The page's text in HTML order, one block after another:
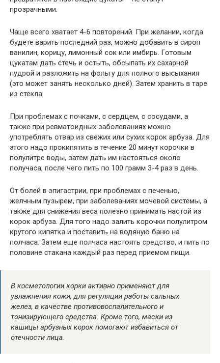
прозрачными.
Чаще всего хватает 4-6 повторений. При желании, когда
будете варить последний раз, можно добавить в сироп
ванилин, корицу, лимонный сок или имбирь. Готовым
цукатам дать стечь и остыть, обсыпать их сахарной
пудрой и разложить на фольгу для полного высыхания
(это может занять несколько дней). Затем хранить в таре
из стекла.
При проблемах с почками, с сердцем, с сосудами, а
также при ревматоидных заболеваниях можно
употреблять отвар из свежих или сухих корок арбуза. Для
этого надо прокипятить в течение 20 минут корочки в
полулитре воды, затем дать им настояться около
получаса, после чего пить по 100 грамм 3-4 раз в день.
От болей в эпигастрии, при проблемах с печенью,
желчным пузырем, при заболеваниях мочевой системы, а
также для снижения веса полезно принимать настой из
корок арбуза. Для того надо залить корочки полулитром
крутого кипятка и поставить на водяную баню на
полчаса. Затем еще полчаса настоять средство, и пить по
половине стакана каждый раз перед приемом пищи.
В косметологии корки активно применяют для
увлажнения кожи, для регуляции работы сальных
желез, в качестве противовоспалительного и
тонизирующего средства. Кроме того, маски из
кашицы арбузных корок помогают избавиться от
отечности лица.